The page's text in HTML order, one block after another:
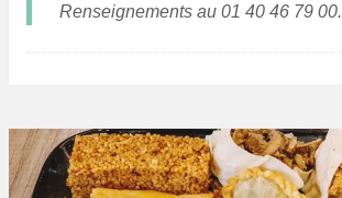
Renseignements au 01 40 46 79 00.